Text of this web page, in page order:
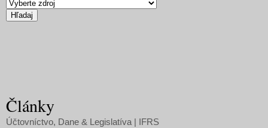
Články
Účtovníctvo, Dane & Legislatíva | IFRS